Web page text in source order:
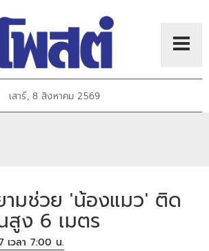
เสาร์, 8 สิงหาคม 2569
มช่วย 'น้องแมว' ติด
สูง 6 เมตร
เวลา 7:00 น.